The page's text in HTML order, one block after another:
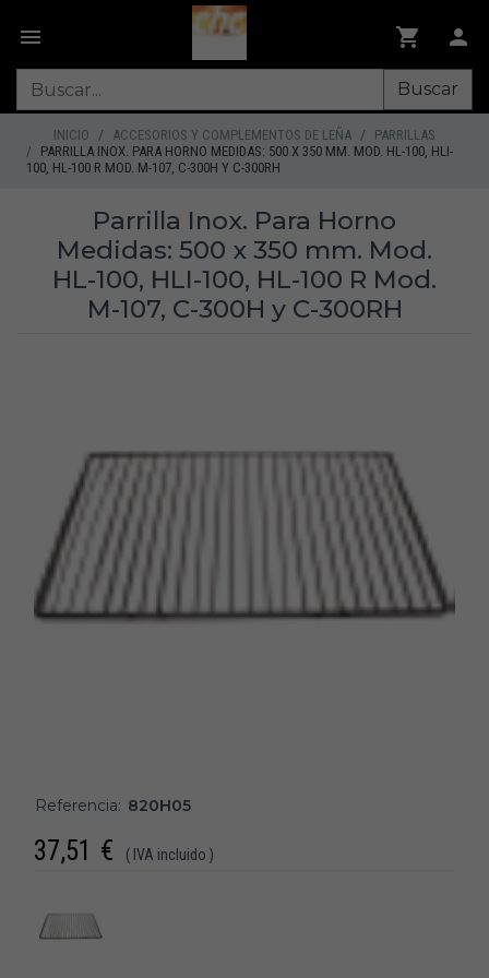
Buscar
INICIO ACCESORIOS Y COMPLEMENTOS DE LEÑA
PARRILLAS
PARRILLA INOX. PARA HORNO MEDIDAS: 500 X 350 MM. MOD. HL-100, HLI-
100, HL-100 R MOD. M-107, C-300H Y C-300RH
Parrilla Inox. Para Horno
Medidas: 500 x 350 mm. Mod.
HL-100, HLI-100, HL-100 R Mod.
M-107, C-300H y C-300RH
Referencia: 820H05
37,51 € ( IVA incluido )